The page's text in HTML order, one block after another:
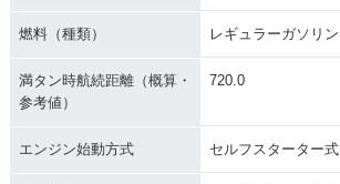
燃料（種類） レギュラーガソリン
満タン時航続距離（概算・
参考値）
720.0
エンジン始動方式 セルフスターター式